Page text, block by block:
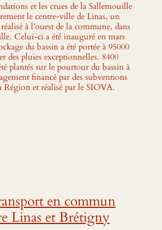
et les crues de la Sallemouille
le centre-ville de Linas, un
à l’ouest de la commune, dans
Celui-ci a été inauguré en mars
du bassin a été portée à 95000
des pluies exceptionnelles. 8400
plantés sur le pourtour du bassin à
financé par des subventions
Région et réalisé par le SIOVA.
en commun
Linas et Brétigny